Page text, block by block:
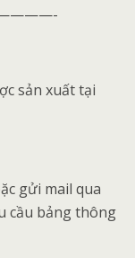
sản xuất tại
gửi mail qua
cầu bảng thông